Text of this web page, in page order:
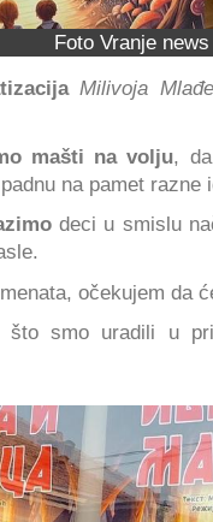
Foto Vranje news
Milivoja
mašti na volju,
na pamet razne
deci u smislu
očekujem da
što smo uradili u